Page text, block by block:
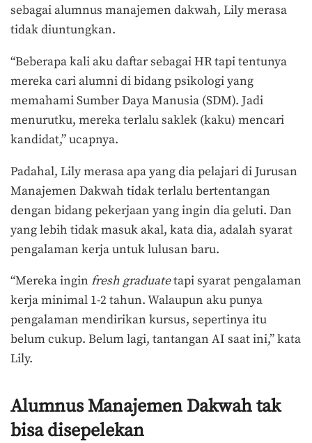
sebagai alumnus manajemen dakwah, Lily merasa
tidak diuntungkan.
“Beberapa kali aku daftar sebagai HR tapi tentunya
mereka cari alumni di bidang psikologi yang
memahami Sumber Daya Manusia (SDM). Jadi
menurutku, mereka terlalu saklek (kaku) mencari
kandidat,” ucapnya.
Padahal, Lily merasa apa yang dia pelajari di Jurusan
Manajemen Dakwah tidak terlalu bertentangan
dengan bidang pekerjaan yang ingin dia geluti. Dan
yang lebih tidak masuk akal, kata dia, adalah syarat
pengalaman kerja untuklulusan baru.
“Mereka ingin fresh graduatetapi syarat pengalaman
kerja minimal 1-2 tahun. Walaupun aku punya
pengalaman mendirikan kursus, sepertinya itu
belum cukup. Belum lagi, tantangan AI saat ini,” kata
Lily.
Alumnus Manajemen Dakwah tak
bisa disepelekan